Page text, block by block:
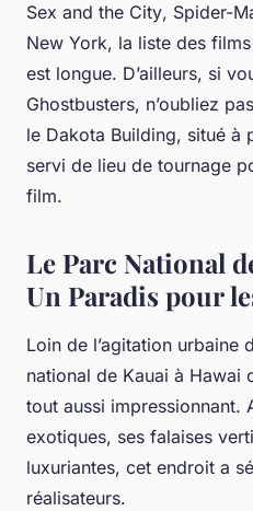
Sex and the City, Spider-
New York, la liste des
est longue. D’ailleurs, si
Ghostbusters, n’oubliez
le Dakota Building, situé à
servi de lieu de tournage
film.
Le Parc National
Un Paradis pour
Loin de l’agitation urbaine
national de Kauai à Hawai
tout aussi impressionnant.
exotiques, ses falaises
luxuriantes, cet endroit a
réalisateurs.